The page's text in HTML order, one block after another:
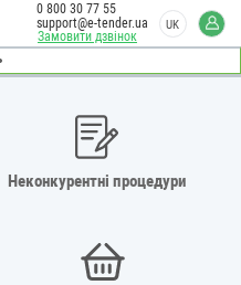
Замовити дзвінок
0 800 30 77 55
support@e-tender.ua
UK
Неконкурентні процедури